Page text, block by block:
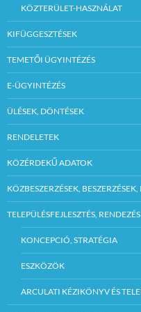
megtekintésének
időpontja:
Előzetes telefonon
történő
egyeztetés alapján
a pályázat
megjelölt
határidőt
megelőző
munkanap 16
óráig. (Hanzel
Balázs
telefonszám:32/3
70-199/227
mellék)
Pályázatot kiíró
szerv neve:
Szécsényi Közös
Önkormányzati
Hivatal
3170 Szécsény,
Rákóczi út 8
KÖZTERÜLET-HASZNÁLAT
KIFÜGGESZTÉSEK
TEMETŐI ÜGYINTÉZÉS
E-ÜGYINTÉZÉS
ÜLÉSEK, DÖNTÉSEK
RENDELETEK
KÖZÉRDEKŰ ADATOK
KÖZBESZERZÉSEK,
TELEPÜLÉSFEJLESZTÉS, RENDEZÉS
KONCEPCIÓ, STRATÉGIA
ESZKÖZÖK
ARCULATI KÉZIKÖNYV ÉS